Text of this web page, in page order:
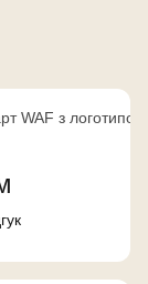
WAF з логотипом